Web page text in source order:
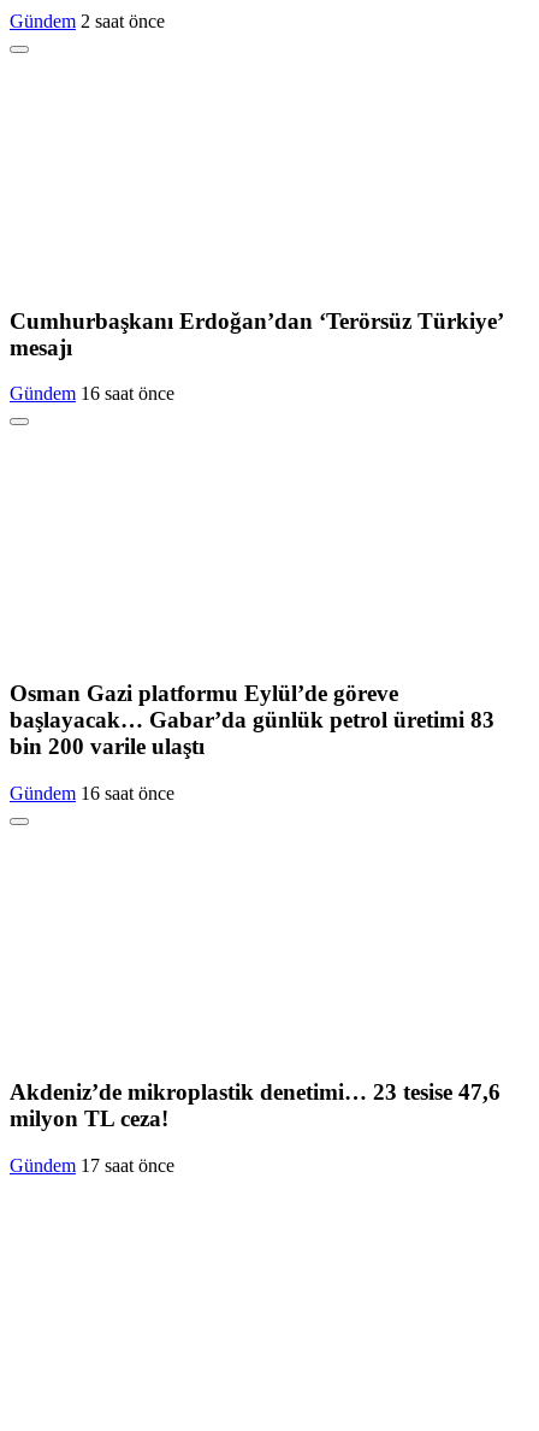
Gündem 2 saat önce
Cumhurbaşkanı Erdoğan’dan ‘Terörsüz Türkiye’
mesajı
Gündem 16 saat önce
Osman Gazi platformu Eylül’de göreve
başlayacak… Gabar’da günlük petrol üretimi 83
bin 200 varile ulaştı
Gündem 16 saat önce
Akdeniz’de mikroplastik denetimi… 23 tesise 47,6
milyon TL ceza!
Gündem 17 saat önce